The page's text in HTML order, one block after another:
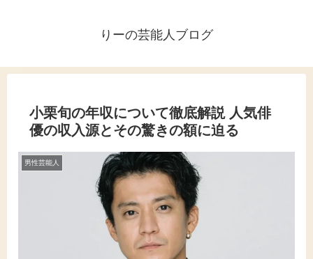
りーの芸能人ブログ
小栗旬の年収について徹底解説 人気俳
優の収入源とその驚きの額に迫る
男性芸能人